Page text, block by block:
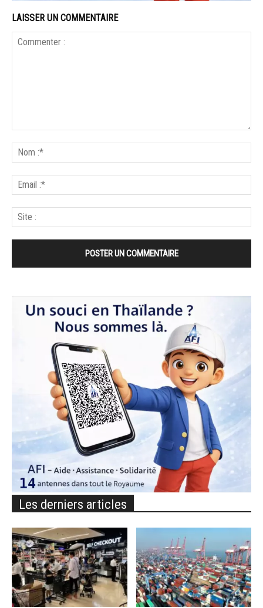
LAISSER UN COMMENTAIRE
Les derniers articles